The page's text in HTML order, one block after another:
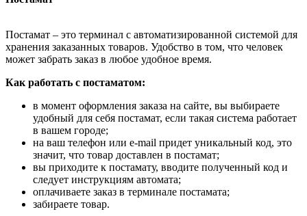
Постамат – это терминал с автоматизированной системой для
хранения заказанных товаров. Удобство в том, что человек
может забрать заказ в любое удобное время.
Как работать с постаматом:
в момент оформления заказа на сайте, вы выбираете
удобный для себя постамат, если такая система работает
в вашем городе;
на ваш телефон или e-mail придет уникальный код, это
значит, что товар доставлен в постамат;
вы приходите к постамату, вводите полученный код и
следует инструкциям автомата;
оплачиваете заказ в терминале постамата;
забираете товар.